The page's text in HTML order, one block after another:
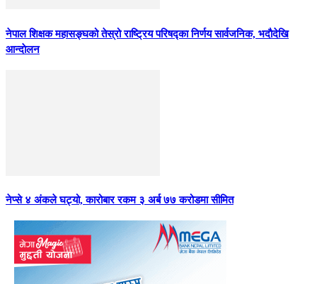
नेपाल शिक्षक महासङ्घको तेस्रो राष्ट्रिय परिषद्का निर्णय सार्वजनिक, भदाैदेखि
आन्दाेलन
नेप्से ४ अंकले घट्यो, कारोबार रकम ३ अर्ब ७७ करोडमा सीमित